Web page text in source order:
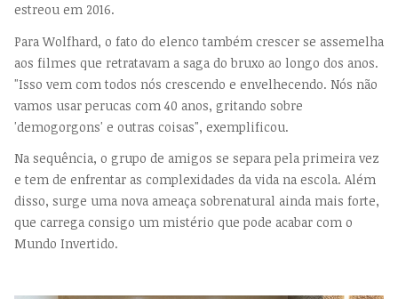
estreou em 2016.
Para Wolfhard, o fato do elenco também crescer se assemelha
aos filmes que retratavam a saga do bruxo ao longo dos anos.
"Isso vem com todos nós crescendo e envelhecendo. Nós não
vamos usar perucas com 40 anos, gritando sobre
'demogorgons' e outras coisas", exemplificou.
Na sequência, o grupo de amigos se separa pela primeira vez
e tem de enfrentar as complexidades da vida na escola. Além
disso, surge uma nova ameaça sobrenatural ainda mais forte,
que carrega consigo um mistério que pode acabar com o
Mundo Invertido.